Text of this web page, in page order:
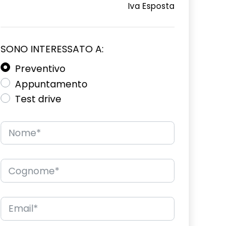
Iva Esposta
SONO INTERESSATO A:
Preventivo
Appuntamento
Test drive